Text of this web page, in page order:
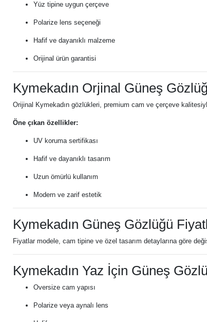
Yüz tipine uygun çerçeve
Polarize lens seçeneği
Hafif ve dayanıklı malzeme
Orijinal ürün garantisi
Kymekadın Orjinal Güneş
Orijinal Kymekadın gözlükleri, premium cam ve çerçeve
Öne çıkan özellikler:
UV koruma sertifikası
Hafif ve dayanıklı tasarım
Uzun ömürlü kullanım
Modern ve zarif estetik
Kymekadın Güneş Gözlüğü
Fiyatlar modele, cam tipine ve özel tasarım detaylarına göre
Kymekadın Yaz İçin Güneş
Oversize cam yapısı
Polarize veya aynalı lens